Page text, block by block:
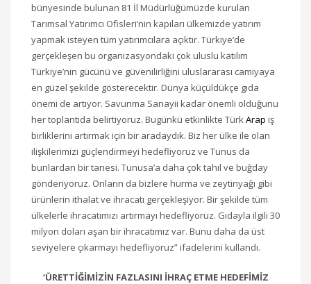
bünyesinde bulunan 81 İl Müdürlüğümüzde kurulan
Tarımsal Yatırımcı Ofisleri’nin kapıları ülkemizde yatırım
yapmak isteyen tüm yatırımcılara açıktır. Türkiye’de
gerçekleşen bu organizasyondaki çok uluslu katılım
Türkiye’nin gücünü ve güvenilirliğini uluslararası camiyaya
en güzel şekilde gösterecektir. Dünya küçüldükçe gıda
önemi de artıyor. Savunma Sanayii kadar önemli olduğunu
her toplantıda belirtiyoruz. Bugünkü etkinlikte TürkArap iş
birliklerini artırmak için bir aradaydık. Biz her ülke ile olan
ilişkilerimizi güçlendirmeyi hedefliyoruz ve Tunus da
bunlardan bir tanesi. Tunusa’a daha çok tahıl ve buğday
gönderiyoruz. Onların da bizlere hurma ve zeytinyağı gibi
ürünlerin ithalat ve ihracatı gerçekleşiyor. Bir şekilde tüm
ülkelerle ihracatımızı artırmayı hedefliyoruz. Gıdayla ilgili 30
milyon doları aşan bir ihracatımız var. Bunu daha da üst
seviyelere çıkarmayı hedefliyoruz” ifadelerini kullandı.
‘ÜRETTİĞİMİZİN FAZLASINI İHRAÇ ETME HEDEFİMİZ